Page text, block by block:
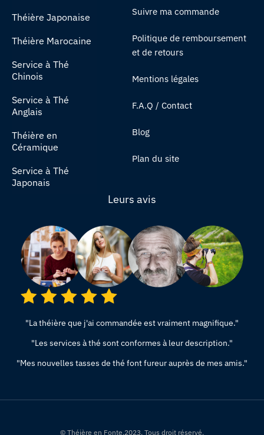
Théière Japonaise
Théière Marocaine
Service à Thé
Chinois
Service à Thé
Anglais
Théière en
Céramique
Service à Thé
Japonais
Suivre ma commande
Politique de remboursement
et de retours
Mentions légales
F.A.Q / Contact
Blog
Plan du site
Leurs avis
"La théière que j'ai commandée est vraiment magnifique."
"Les services à thé sont conformes à leur description."
"Mes nouvelles tasses de thé font fureur auprès de mes amis."
© Théière en Fonte.2023. Tous droit réservé.